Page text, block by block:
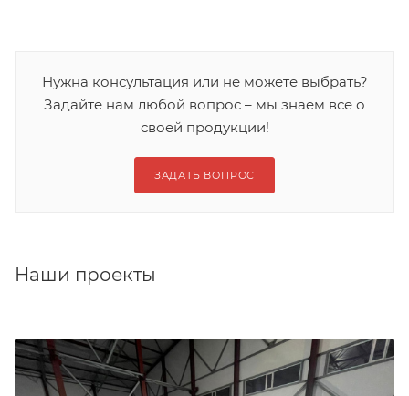
Нужна консультация или не можете выбрать?
Задайте нам любой вопрос – мы знаем все о
своей продукции!
ЗАДАТЬ ВОПРОС
Наши проекты